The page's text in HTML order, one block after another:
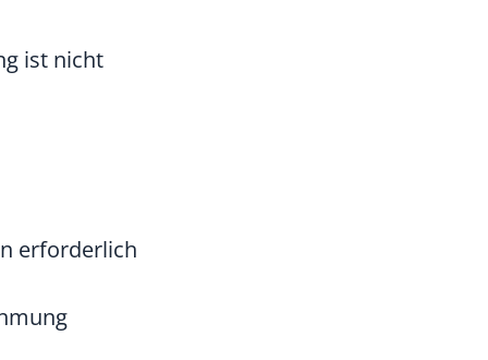
ist nicht
erforderlich